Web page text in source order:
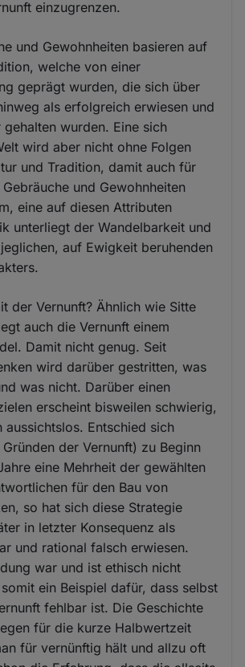
einzugrenzen.
und Gewohnheiten basieren auf
welche von einer
geprägt wurden, die sich über
als erfolgreich erwiesen und
wurden. Eine sich
wird aber nicht ohne Folgen
und Tradition, damit auch für
und Gewohnheiten
eine auf diesen Attributen
unterliegt der Wandelbarkeit und
auf Ewigkeit beruhenden
der Vernunft? Ähnlich wie Sitte
auch die Vernunft einem
Damit nicht genug. Seit
wird darüber gestritten, was
was nicht. Darüber einen
erscheint bisweilen schwierig,
aussichtslos. Entschied sich
der Vernunft) zu Beginn
eine Mehrheit der gewählten
für den Bau von
so hat sich diese Strategie
in letzter Konsequenz als
und rational falsch erwiesen.
war und ist ethisch nicht
ein Beispiel dafür, dass selbst
fehlbar ist. Die Geschichte
für die kurze Halbwertzeit
für vernünftig hält und allzu oft